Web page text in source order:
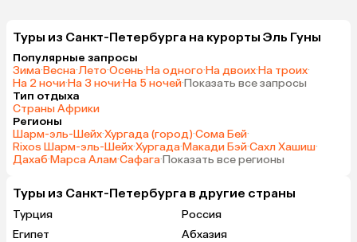
Туры из Санкт-Петербурга на курорты Эль Гуны
Популярные запросы
Зима·Весна·Лето·Осень·На одного·На двоих·На троих·
На 2 ночи·На 3 ночи·На 5 ночей·Показать все запросы
Тип отдыха
Страны Африки
Регионы
Шарм-эль-Шейх·Хургада (город)·Сома Бей·
Rixos Шарм-эль-Шейх·Хургада·Макади Бэй·Сахл Хашиш·
Дахаб·Марса Алам·Сафага·Показать все регионы
Туры из Санкт-Петербурга в другие страны
Турция
Россия
Египет
Абхазия